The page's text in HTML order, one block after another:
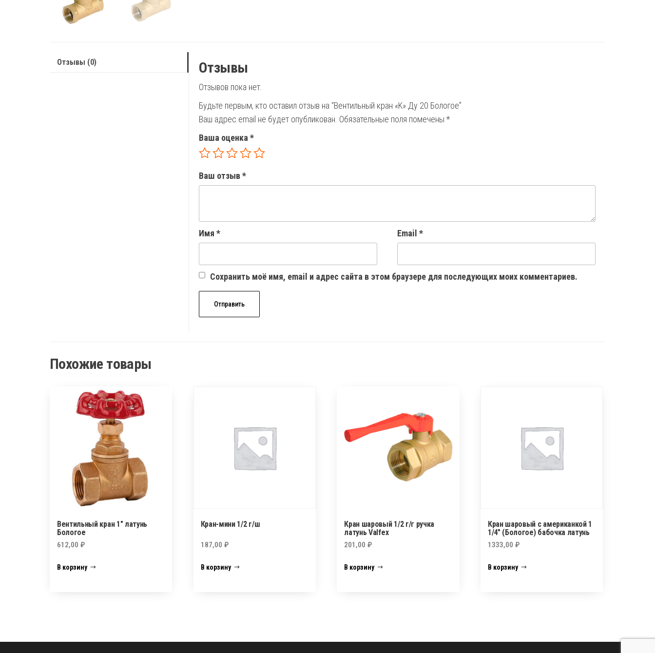
Отзывы (0) Отзывы
Отзывов пока нет.
Будьте первым, кто оставил отзыв на “Вентильный кран «K» Ду 20 Бологое”
Ваш адрес email не будет опубликован. Обязательные поля помечены *
Ваша оценка *
Ваш отзыв*
Имя * Email *
Сохранить моё имя, email и адрес сайта в этом браузере для последующих моих комментариев.
Похожие товары
Вентильный кран 1″ латунь
Бологое
612,00 ₽
В корзину
Кран-мини 1/2 г/ш
187,00 ₽
В корзину
Кран шаровый 1/2 г/г ручка
латунь Valfex
201,00₽
В корзину
Кран шаровый с американкой 1
1/4″ (Бологое) бабочка латунь
1333,00₽
В корзину